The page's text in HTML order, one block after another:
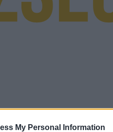
My Personal Information